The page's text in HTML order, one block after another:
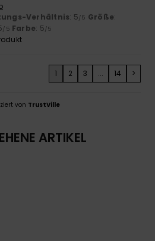
Verhältnis: 5/5 Größe:
/5 Farbe: 5/5
1 2 3 ... 14 >
von TrustVille
ARTIKEL